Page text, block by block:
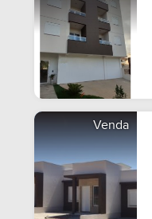
Venda